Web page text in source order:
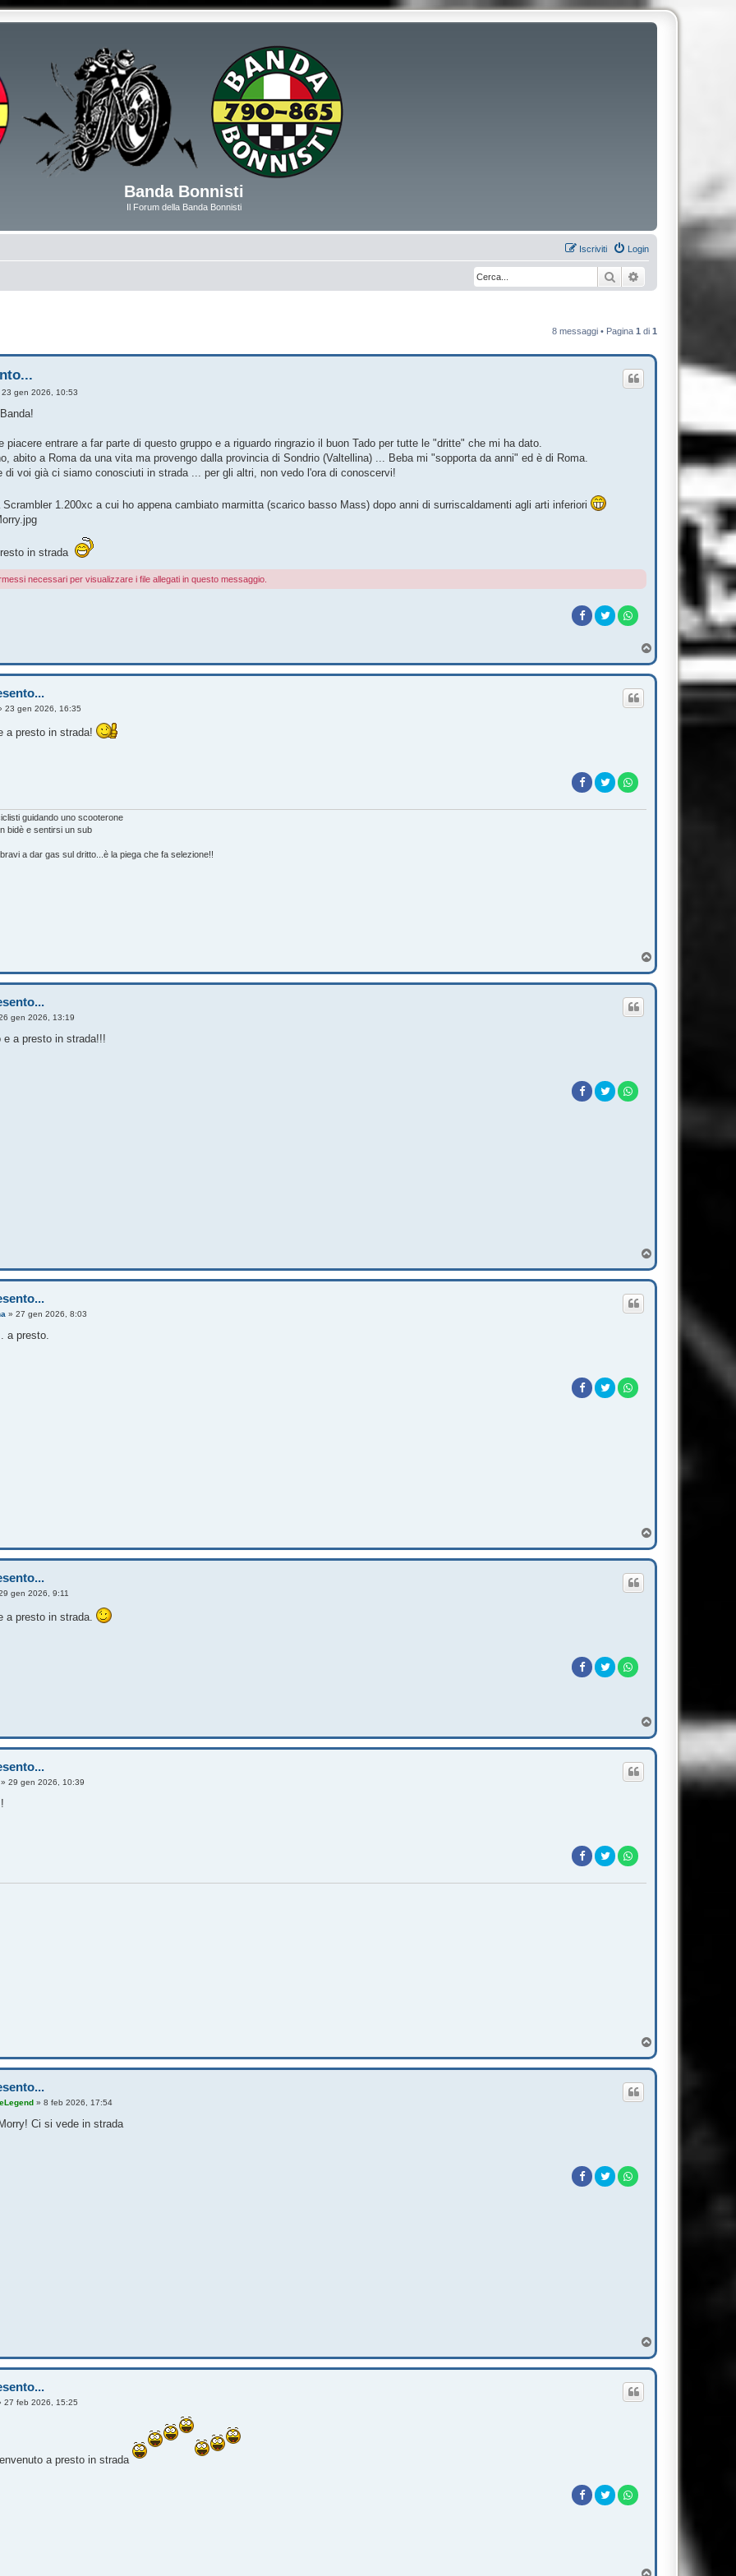
Banda Bonnisti
Il Forum della Banda Bonnisti
Login
Iscriviti
Cerca
8 messaggi • Pagina 1 di 1
23 gen 2026, 10:53
piacere entrare a far parte di questo gruppo e a riguardo ringrazio il buon Tado per tutte le "dritte" che mi ha dato.
abito a Roma da una vita ma provengo dalla provincia di Sondrio (Valtellina) ... Beba mi "sopporta da anni" ed è di Roma.
di voi già ci siamo conosciuti in strada ... per gli altri, non vedo l'ora di conoscervi!
1.200xc a cui ho appena cambiato marmitta (scarico basso Mass) dopo anni di surriscaldamenti agli arti inferiori
in strada
necessari per visualizzare i file allegati in questo messaggio.
o
23 gen 2026, 16:35
a presto in strada!
guidando uno scooterone
bidè e sentirsi un sub
a dar gas sul dritto...è la piega che fa selezione!!
o
gen 2026, 13:19
e a presto in strada!!!
o
»27 gen 2026, 8:03
a presto.
o
gen 2026, 9:11
a presto in strada.
o
»29 gen 2026, 10:39
o
»8 feb 2026, 17:54
Ci si vede in strada
o
27 feb 2026, 15:25
a presto in strada